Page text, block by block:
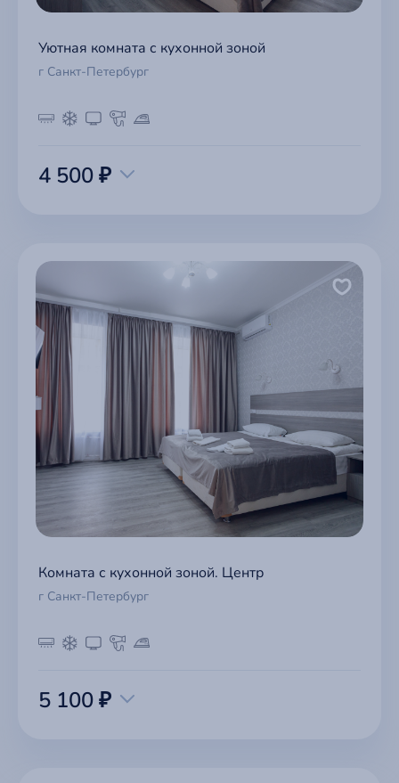
Уютная комната с кухонной зоной
г Санкт-Петербург
4 500 ₽
Комната с кухонной зоной. Центр
г Санкт-Петербург
5 100 ₽